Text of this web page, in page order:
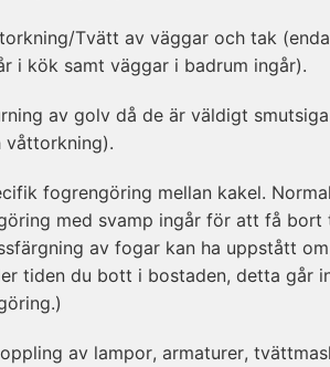
Tvätt av väggar och tak
i kök samt väggar i badrum ingår).
av golv då de är väldigt
våttorkning).
fogrengöring mellan kakel.
med svamp ingår för att få bort
av fogar kan ha uppstått
tiden du bott i bostaden, detta går
av lampor, armaturer,